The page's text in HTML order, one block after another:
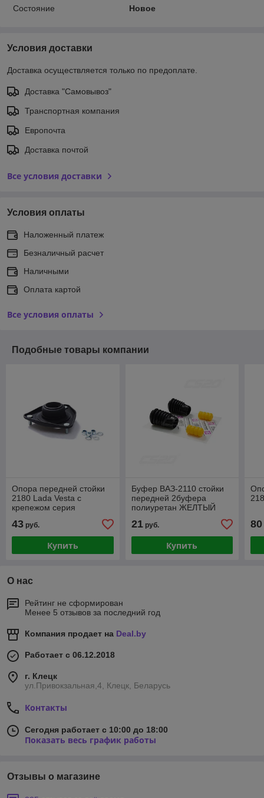
Состояние
Новое
Условия доставки
Доставка осуществляется только по предоплате.
Доставка "Самовывоз"
Транспортная компания
Европочта
Доставка почтой
Все условия доставки
Условия оплаты
Наложенный платеж
Безналичный расчет
Наличными
Оплата картой
Все условия оплаты
Подобные товары компании
Опора передней стойки
2180 Lada Vesta с
крепежом серия
43 руб.
Купить
Буфер ВАЗ-2110 стойки
передней 2буфера
полиуретан ЖЕЛТЫЙ
+2чехла ЧЕРНЫЙ к-т.2шт
Comfort
21руб.
Купить
80
О нас
Рейтинг не сформирован
Менее 5 отзывов за последний год
Компания продает на Deal.by
Работает с 06.12.2018
г. Клецк
ул.Привокзальная,4, Клецк, Беларусь
Контакты
Сегодня работает с 10:00 до 18:00
Показать весь график работы
Отзывы о магазине